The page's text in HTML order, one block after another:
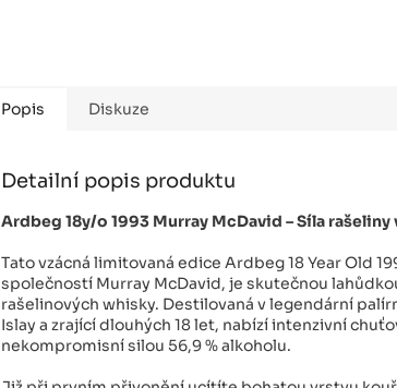
Popis Diskuze
Detailní popis produktu
Ardbeg 18y/o 1993 Murray McDavid – Síla
Tato vzácná limitovaná edice Ardbeg 18 Year Old
společností Murray McDavid, je skutečnou
rašelinových whisky. Destilovaná v legendární
Islay a zrající dlouhých 18 let, nabízí intenzivní
nekompromisní silou 56,9 % alkoholu.